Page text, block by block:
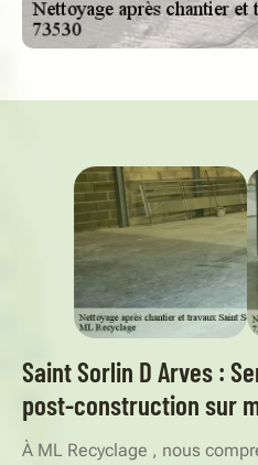
Saint Sorlin D Arves :
post-construction sur
À ML Recyclage , nous